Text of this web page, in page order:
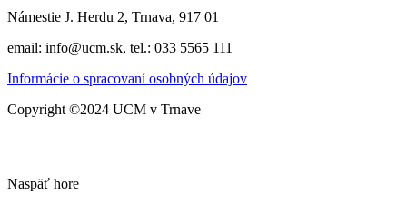
Námestie J. Herdu 2, Trnava, 917 01
email: info@ucm.sk, tel.: 033 5565 111
Informácie o spracovaní osobných údajov
Copyright ©2024 UCM v Trnave
Naspäť hore